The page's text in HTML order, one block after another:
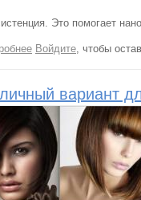
Это помогает
о Матовый маникюр
Войдите, чтобы
вариант